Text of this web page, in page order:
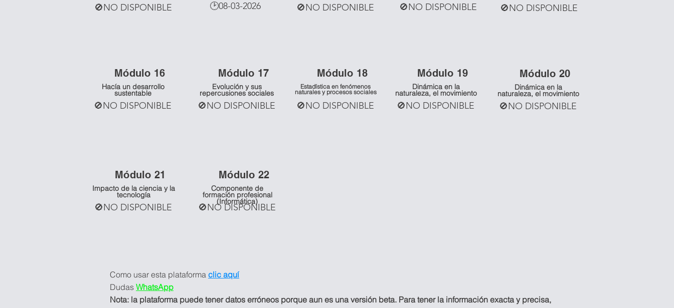
🚫NO DISPONIBLE 🕑08-03-2026 🚫NO DISPONIBLE 🚫NO DISPONIBLE 🚫NO DISPONIBLE
Hacía un desarrollo
sustentable
Módulo 16
🚫NO DISPONIBLE
Evolución y sus
repercusiones sociales
Módulo 17
🚫NO DISPONIBLE
Estadística en fenómenos
naturales y procesos sociales
Módulo 18
🚫NO DISPONIBLE
Dinámica en la
naturaleza, el movimiento
Módulo 19
🚫NO DISPONIBLE
Dinámica en la
naturaleza, el movimiento
Módulo 20
🚫NO DISPONIBLE
Impacto de la ciencia y la
tecnología
Módulo 21
🚫NO DISPONIBLE
Componente de
formación profesional
(Informática)
Módulo 22
🚫NO DISPONIBLE
Como usar esta plataforma clic aquí
Dudas WhatsApp
Nota: la plataforma puede tener datos erróneos porque aun es una versión beta. Para tener la información exacta y precisa,